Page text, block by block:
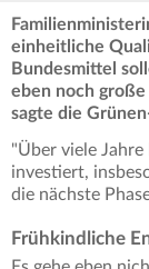
einheitliche
Bundesmittel
eben noch
sagte die
"Über viele
investiert,
die nächste
Frühkindliche